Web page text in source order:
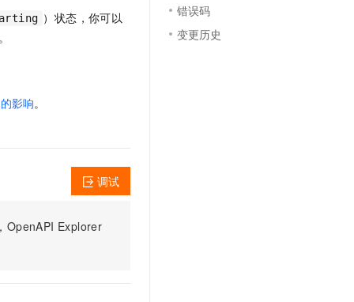
）状态，你可以
影响。
OpenAPI Explorer
调试
错误码
变更历史
然，细节丰富
网络安全防护产品
作，剧本、分镜、视频高效生成 覆盖90%+业务场景，专享组合折扣价
我要投诉